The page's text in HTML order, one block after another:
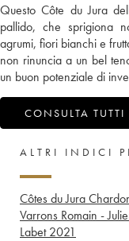
Questo Côte du Jura
pallido, che sprigiona
agrumi, fiori bianchi e
non rinuncia a un bel
un buon potenziale di
CONSULTA
ALTRI INDICI
Côtes du Jura
Varrons Romain -
Labet 2021